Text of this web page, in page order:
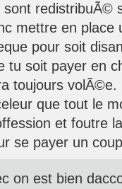
sont redistribuÃ©
mettre en place
pour soit
tu soit payer en
toujours volÃ©e.
que tout le
et foutre
se payer un
on est bien